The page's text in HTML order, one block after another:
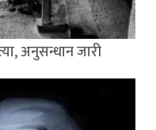
अनुसन्धान जारी